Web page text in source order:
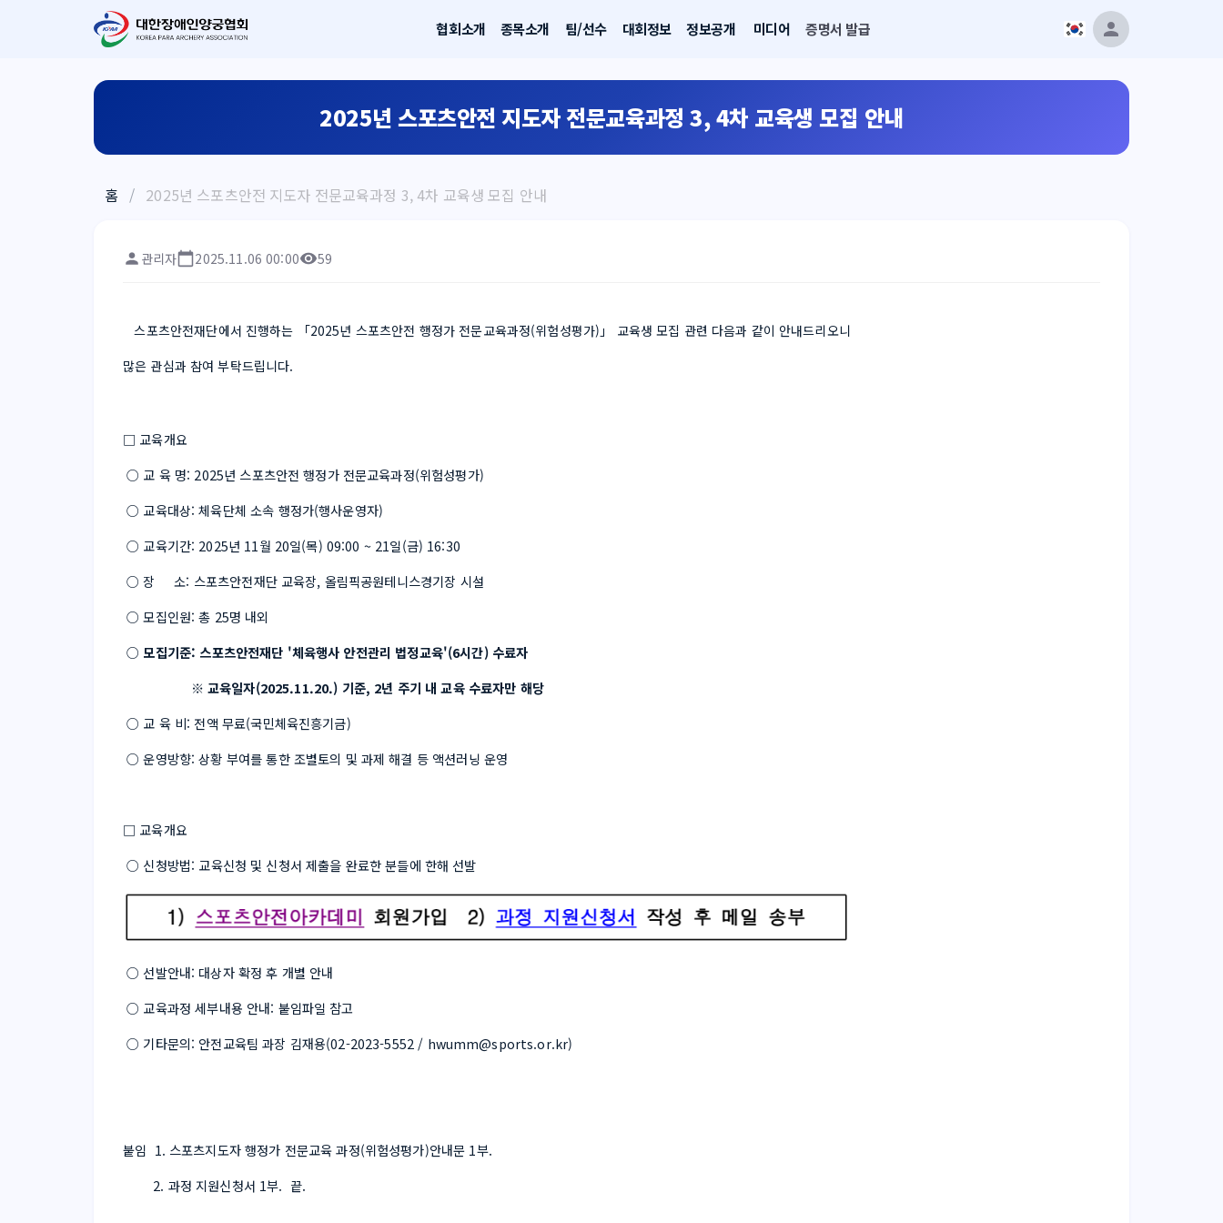
협회소개 종목소개 팀/선수 대회정보 정보공개 미디어 증명서 발급
2025년 스포츠안전 지도자 전문교육과정 3, 4차 교육생 모집 안내
홈 / 2025년 스포츠안전 지도자 전문교육과정 3, 4차 교육생 모집 안내
관리자 2025.11.06 00:00 59
스포츠안전재단에서 진행하는 「2025년 스포츠안전 행정가 전문교육과정(위험성평가)」 교육생 모집 관련 다음과 같이 안내드리오니
많은 관심과 참여 부탁드립니다.
□ 교육개요
○ 교 육 명: 2025년 스포츠안전 행정가 전문교육과정(위험성평가)
○ 교육대상: 체육단체 소속 행정가(행사운영자)
○ 교육기간: 2025년 11월 20일(목) 09:00 ~ 21일(금) 16:30
○ 장     소: 스포츠안전재단 교육장, 올림픽공원테니스경기장 시설
○ 모집인원: 총 25명 내외
○ 모집기준: 스포츠안전재단 '체육행사 안전관리 법정교육'(6시간) 수료자
※ 교육일자(2025.11.20.) 기준, 2년 주기 내 교육 수료자만 해당
○ 교 육 비: 전액 무료(국민체육진흥기금)
○ 운영방향: 상황 부여를 통한 조별토의 및 과제 해결 등 액션러닝 운영
□ 교육개요
○ 신청방법: 교육신청 및 신청서 제출을 완료한 분들에 한해 선발
○ 선발안내: 대상자 확정 후 개별 안내
○ 교육과정 세부내용 안내: 붙임파일 참고
○ 기타문의: 안전교육팀 과장 김재용(02-2023-5552 / hwumm@sports.or.kr)
붙임  1. 스포츠지도자 행정가 전문교육 과정(위험성평가)안내문 1부.
2. 과정 지원신청서 1부.  끝.